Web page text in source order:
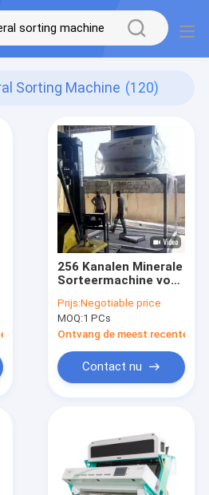
Sorting Machine (120)
Prijs
256 Kanalen Minerale
Sorteermachine voor
Garantie
Prijs:Negotiable price
MOQ:1 PCs
Ontvang de meest recente
Contact nu